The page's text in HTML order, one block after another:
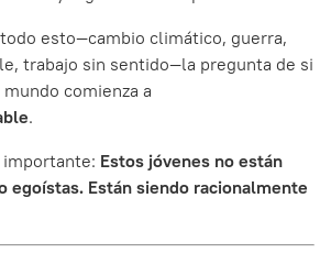
esto—cambio climático, guerra,
trabajo sin sentido—la pregunta de si
comienza a
.
importante: Estos jóvenes no están
egoístas. Están siendo racionalmente